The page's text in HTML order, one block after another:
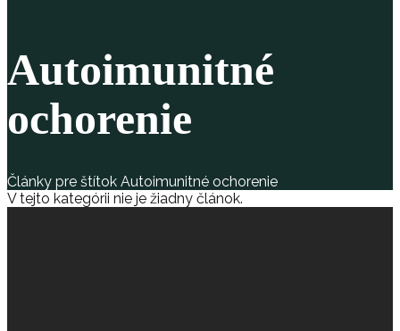
Autoimunitné
ochorenie
Články pre štítok Autoimunitné ochorenie
V tejto kategórii nie je žiadny článok.